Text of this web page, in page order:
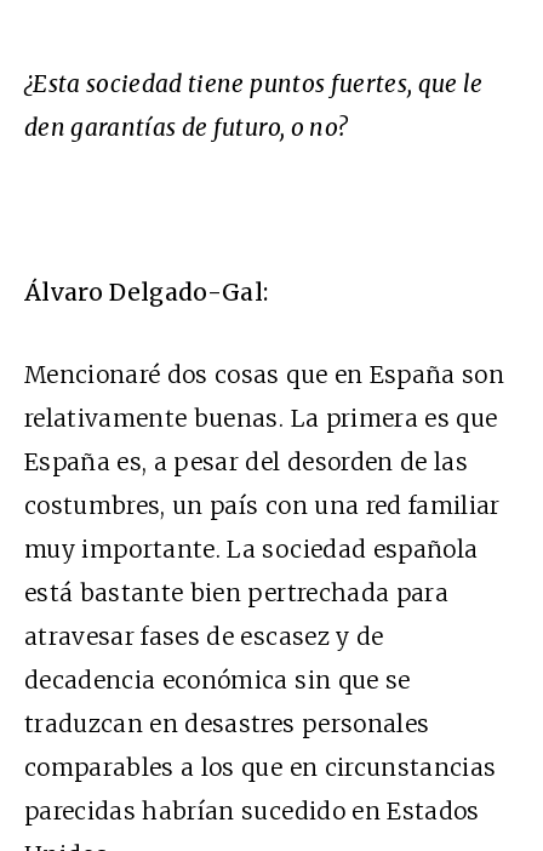
¿Esta sociedad tiene puntos fuertes, que le
den garantías de futuro, o no?
Álvaro Delgado-Gal:
Mencionaré dos cosas que en España son
relativamente buenas. La primera es que
España es, a pesar del desorden de las
costumbres, un país con una red familiar
muy importante. La sociedad española
está bastante bien pertrechada para
atravesar fases de escasez y de
decadencia económica sin que se
traduzcan en desastres personales
comparables a los que en circunstancias
parecidas habrían sucedido en Estados